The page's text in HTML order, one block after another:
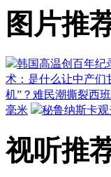
图片推
韩国高温创百年纪
术：是什么让中产们
机”？难民潮撕裂西
毫米
秘鲁纳斯卡
视听推